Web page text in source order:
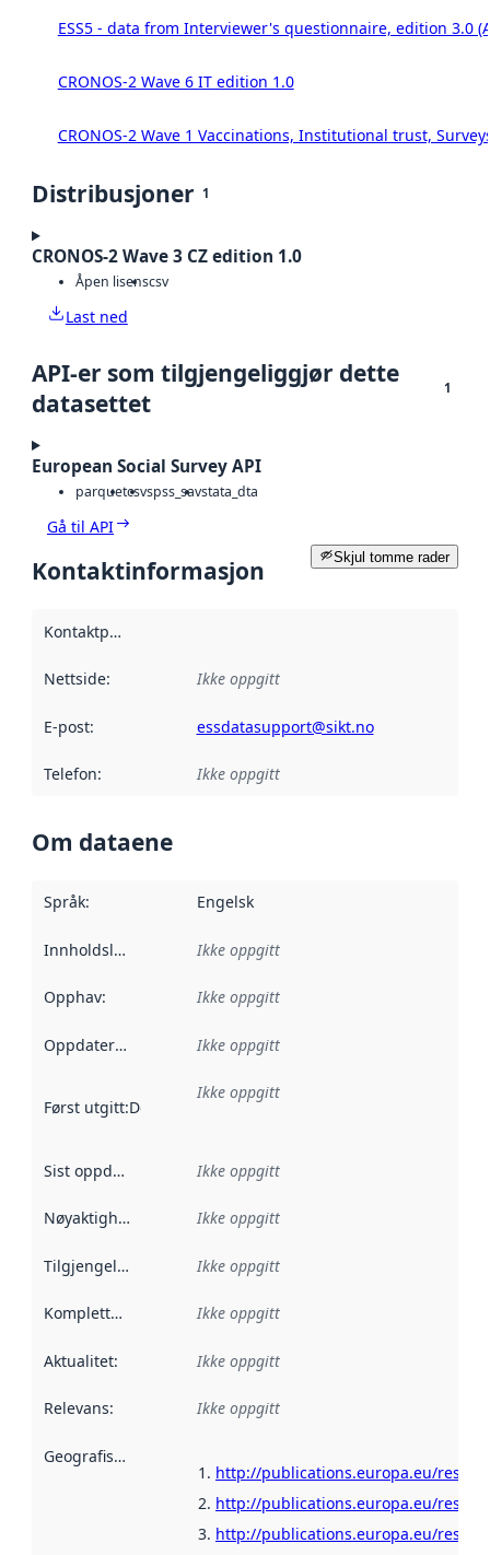
ESS5 - data from Interviewer's questionnaire, edition 3.0
CRONOS-2 Wave 6 IT edition 1.0
CRONOS-2 Wave 1 Vaccinations, Institutional trust,
Distribusjoner 1
CRONOS-2 Wave 3 CZ edition 1.0
Åpen lisenscsv
Last ned
API-er som tilgjengeliggjør dette
datasettet
1
European Social Survey API
parquetcsvspss_savstata_dta
Gå til API
Skjul tomme rader
Kontaktinformasjon
Kontaktpunkt
Nettside: Ikke oppgitt
E-post: essdatasupport@sikt.no
Telefon: Ikke oppgitt
Om dataene
Språk: Engelsk
Innholdsleverandører :
Ikke oppgitt
Opphav: Ikke oppgitt
Oppdateringsfrekvens :
Ikke oppgitt
Først utgitt:Denne datoen sier når dataene i dette
Ikke oppgitt
Sist oppdatert Ikke oppgitt
Nøyaktighet Ikke oppgitt
Tilgjengelighet Ikke oppgitt
Kompletthet Ikke oppgitt
Aktualitet: Ikke oppgitt
Relevans: Ikke oppgitt
Geografisk avgrensning
http://publications.europa.eu/
http://publications.europa.eu/
http://publications.europa.eu/